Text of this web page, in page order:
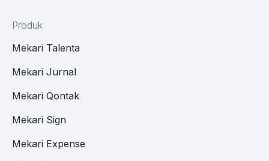
Produk
Mekari Talenta
Mekari Jurnal
Mekari Qontak
Mekari Sign
Mekari Expense